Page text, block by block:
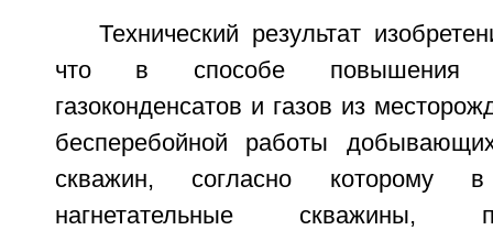
Технический результат
что в способе повышения
газоконденсатов и газов из
бесперебойной работы
скважин, согласно
нагнетательные скважины,